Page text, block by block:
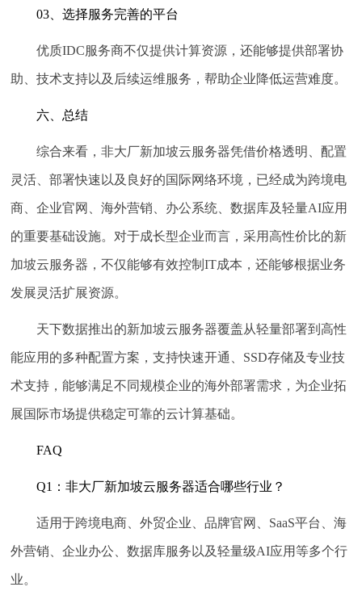
03、选择服务完善的平台
优质IDC服务商不仅提供计算资源，还能够提供部署协
助、技术支持以及后续运维服务，帮助企业降低运营难度。
六、总结
综合来看，非大厂新加坡云服务器凭借价格透明、配置
灵活、部署快速以及良好的国际网络环境，已经成为跨境电
商、企业官网、海外营销、办公系统、数据库及轻量AI应用
的重要基础设施。对于成长型企业而言，采用高性价比的新
加坡云服务器，不仅能够有效控制IT成本，还能够根据业务
发展灵活扩展资源。
天下数据推出的新加坡云服务器覆盖从轻量部署到高性
能应用的多种配置方案，支持快速开通、SSD存储及专业技
术支持，能够满足不同规模企业的海外部署需求，为企业拓
展国际市场提供稳定可靠的云计算基础。
FAQ
Q1：非大厂新加坡云服务器适合哪些行业？
适用于跨境电商、外贸企业、品牌官网、SaaS平台、海
外营销、企业办公、数据库服务以及轻量级AI应用等多个行
业。